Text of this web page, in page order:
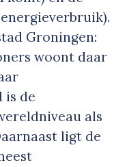
Groningen:
woont daar
is de
als
ligt de